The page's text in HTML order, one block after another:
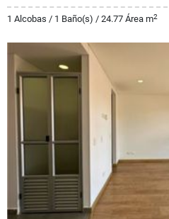
1 Alcobas / 1 Baño(s) / 24.77 Área m2